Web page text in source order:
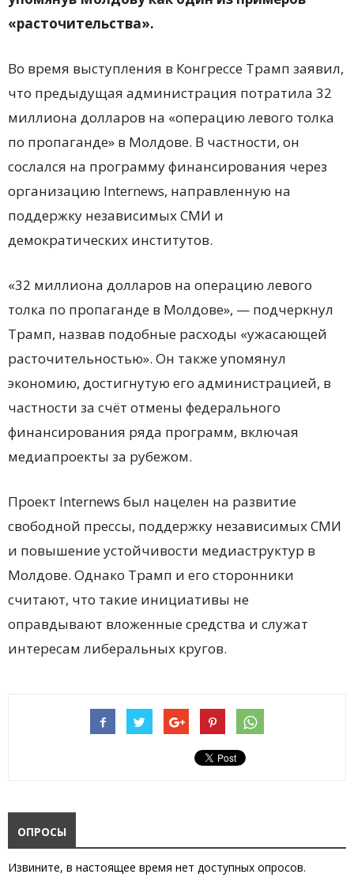
«расточительства».
Во время выступления в Конгрессе Трамп заявил,
что предыдущая администрация потратила 32
миллиона долларов на «операцию левого толка
по пропаганде» в Молдове. В частности, он
сослался на программу финансирования через
организацию Internews, направленную на
поддержку независимых СМИ и
демократических институтов.
«32 миллиона долларов на операцию левого
толка по пропаганде в Молдове», — подчеркнул
Трамп, назвав подобные расходы «ужасающей
расточительностью». Он также упомянул
экономию, достигнутую его администрацией, в
частности за счёт отмены федерального
финансирования ряда программ, включая
медиапроекты за рубежом.
Проект Internews был нацелен на развитие
свободной прессы, поддержку независимых СМИ
и повышение устойчивости медиаструктур в
Молдове. Однако Трамп и его сторонники
считают, что такие инициативы не
оправдывают вложенные средства и служат
интересам либеральных кругов.
ОПРОСЫ
Извините, в настоящее время нет доступных опросов.